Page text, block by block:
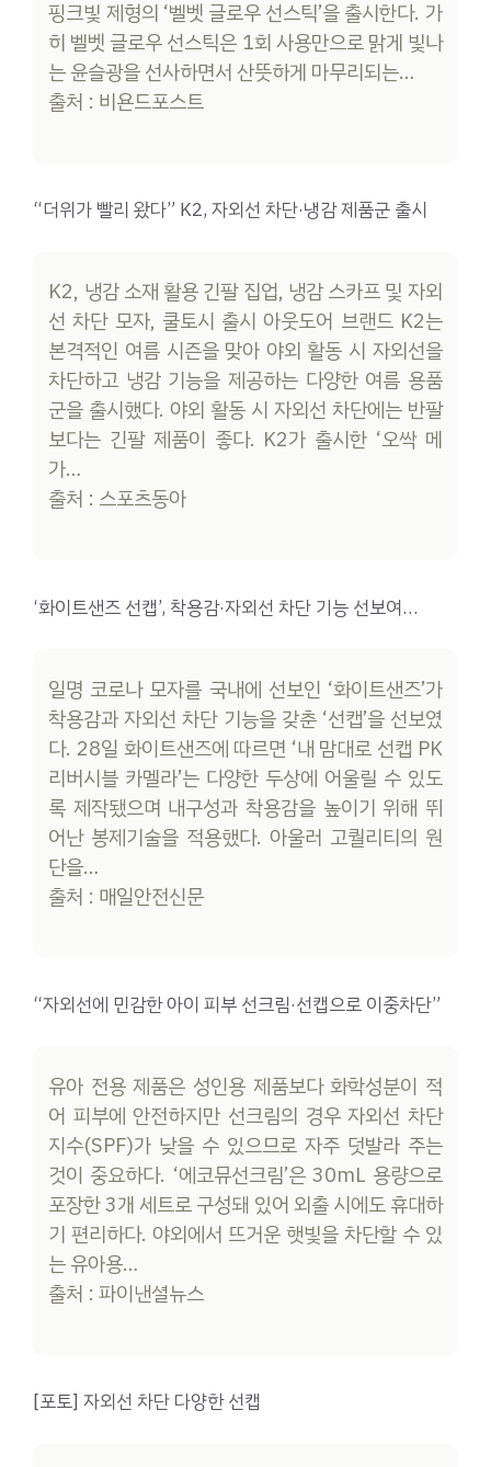
핑크빛 제형의 ‘벨벳 글로우 선스틱’을 출시한다. 가
히 벨벳 글로우 선스틱은 1회 사용만으로 맑게 빛나
는 윤슬광을 선사하면서 산뜻하게 마무리되는…
출처 : 비욘드포스트
“더위가 빨리 왔다” K2, 자외선 차단·냉감 제품군 출시
K2, 냉감 소재 활용 긴팔 집업, 냉감 스카프 및 자외
선 차단 모자, 쿨토시 출시 아웃도어 브랜드 K2는
본격적인 여름 시즌을 맞아 야외 활동 시 자외선을
차단하고 냉감 기능을 제공하는 다양한 여름 용품
군을 출시했다. 야외 활동 시 자외선 차단에는 반팔
보다는 긴팔 제품이 좋다. K2가 출시한 ‘오싹 메
가…
출처 : 스포츠동아
‘화이트샌즈 선캡’, 착용감·자외선 차단 기능 선보여…
일명 코로나 모자를 국내에 선보인 ‘화이트샌즈’가
착용감과 자외선 차단 기능을 갖춘 ‘선캡’을 선보였
다. 28일 화이트샌즈에 따르면 ‘내 맘대로 선캡 PK
리버시블 카멜라’는 다양한 두상에 어울릴 수 있도
록 제작됐으며 내구성과 착용감을 높이기 위해 뛰
어난 봉제기술을 적용했다. 아울러 고퀄리티의 원
단을…
출처 : 매일안전신문
“자외선에 민감한 아이 피부 선크림·선캡으로 이중차단”
유아 전용 제품은 성인용 제품보다 화학성분이 적
어 피부에 안전하지만 선크림의 경우 자외선 차단
지수(SPF)가 낮을 수 있으므로 자주 덧발라 주는
것이 중요하다. ‘에코뮤선크림’은 30mL 용량으로
포장한 3개 세트로 구성돼 있어 외출 시에도 휴대하
기 편리하다. 야외에서 뜨거운 햇빛을 차단할 수 있
는 유아용…
출처 : 파이낸셜뉴스
[포토] 자외선 차단 다양한 선캡